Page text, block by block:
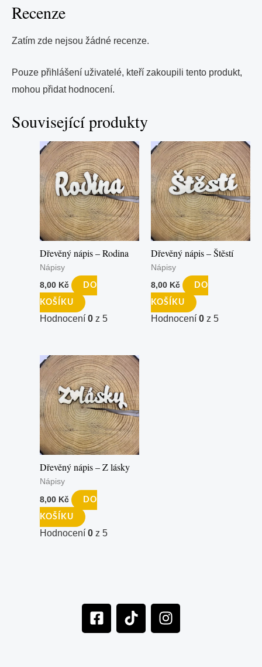
Recenze
Zatím zde nejsou žádné recenze.
Pouze přihlášení uživatelé, kteří zakoupili tento produkt,
mohou přidat hodnocení.
Související produkty
Dřevěný nápis – Rodina
Nápisy
8,00 Kč DO
KOŠÍKU
Hodnocení 0 z 5
Dřevěný nápis – Štěstí
Nápisy
8,00 Kč DO
KOŠÍKU
Hodnocení 0 z 5
Dřevěný nápis – Z lásky
Nápisy
8,00 Kč DO
KOŠÍKU
Hodnocení 0 z 5
F
a
T
i
I
n